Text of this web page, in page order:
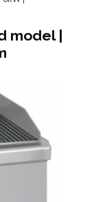
model |